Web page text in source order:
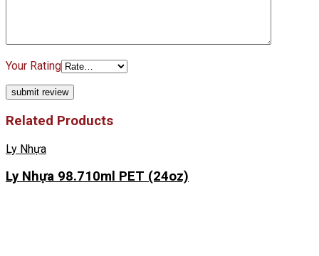
Your Rating
Related Products
Ly Nhựa
Ly Nhựa 98.710ml PET (24oz)